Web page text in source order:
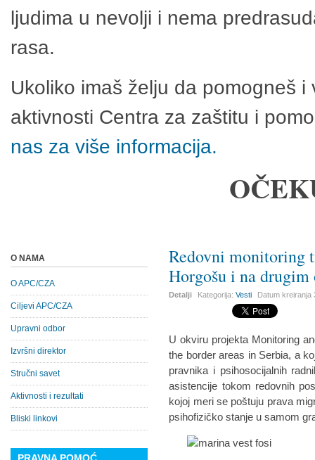
ljudima u nevolji i nema
rasa.
Ukoliko imaš želju da pomogneš
aktivnosti Centra za zaštitu i
nas za više informacija.
Redovni monitoring
Horgošu i na
Detalji Kategorija:Vesti Datum kreiranja
U okviru projekta Monitoring
the border areas in Serbia, a
pravnika i psihosocijalnih
asistencije tokom redovnih
kojoj meri se poštuju prava
psihofizičko stanje u samom
O NAMA
O APC/CZA
Ciljevi APC/CZA
Upravni odbor
Izvršni direktor
Stručni savet
Aktivnosti i rezultati
Bliski linkovi